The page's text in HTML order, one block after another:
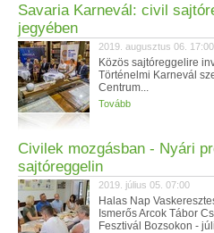
Savaria Karnevál: civil
jegyében
2019. augusztus 06. 17:00
Közös sajtóreggelire
Történelmi Karnevál
Centrum...
Tovább
Civilek mozgásban - Nyári
sajtóreggelin
2019. július 05. 07:00
Halas Nap
Ismerős Arcok Tábor
Fesztivál Bozsokon -